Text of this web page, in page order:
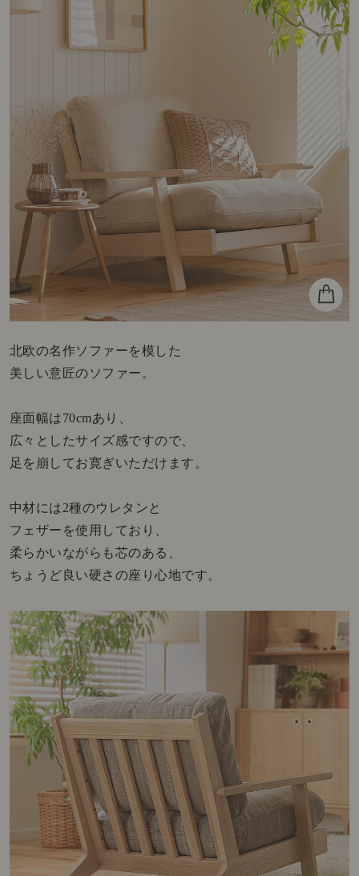
北欧の名作ソファーを模した
美しい意匠のソファー。
座面幅は70cmあり、
広々としたサイズ感ですので、
足を崩してお寛ぎいただけます。
中材には2種のウレタンと
フェザーを使用しており、
柔らかいながらも芯のある、
ちょうど良い硬さの座り心地です。